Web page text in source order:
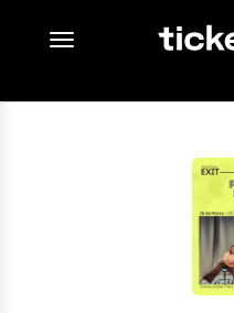
desplegar navegación